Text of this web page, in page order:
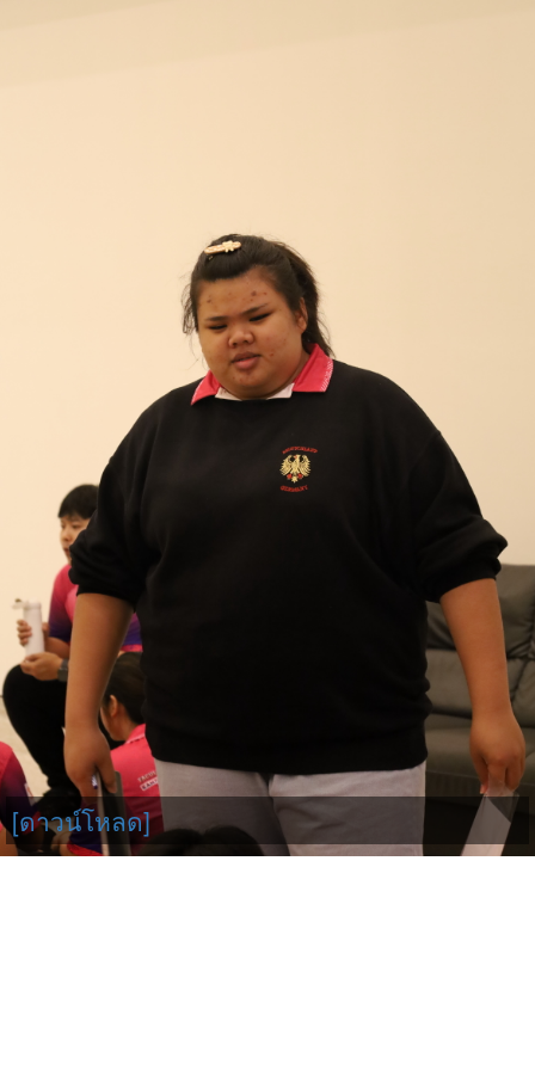
[ดาวน์โหลด]